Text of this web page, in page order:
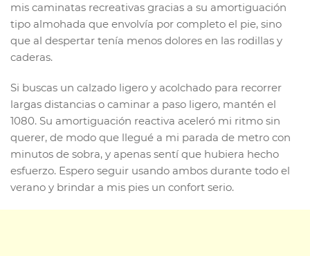
mis caminatas recreativas gracias a su amortiguación
tipo almohada que envolvía por completo el pie, sino
que al despertar tenía menos dolores en las rodillas y
caderas.
Si buscas un calzado ligero y acolchado para recorrer
largas distancias o caminar a paso ligero, mantén el
1080. Su amortiguación reactiva aceleró mi ritmo sin
querer, de modo que llegué a mi parada de metro con
minutos de sobra, y apenas sentí que hubiera hecho
esfuerzo. Espero seguir usando ambos durante todo el
verano y brindar a mis pies un confort serio.